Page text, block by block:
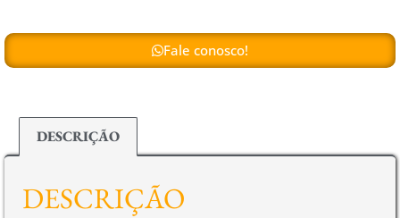
Fale conosco!
DESCRIÇÃO
DESCRIÇÃO